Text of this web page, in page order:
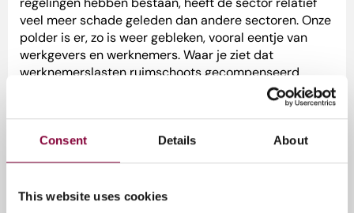
Consent Details About
This website uses cookies
veel meer schade geleden dan andere sectoren. Onze
polder is er, zo is weer gebleken, vooral eentje van
werkgevers en werknemers. Waar je ziet dat
werknemerslasten ruimschoots gecompenseerd
worden tot meerdere malen modaal, was er voor
ZZP’ers alleen de karige TOZO-regeling. Voor de
creatieve industrie, die voor de helft bestaat uit
ZZP’ers, is dat een extra slechte regeling geweest.”
Ecosysteem creatieve industrie